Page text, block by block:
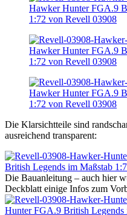
Die Klarsichtteile sind
ausreichend transparent:
Die Bauanleitung – auch hier
Deckblatt einige Infos zum